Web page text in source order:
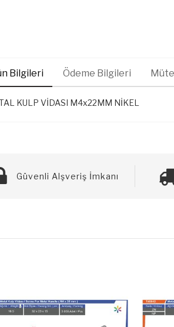
Bilgileri Ödeme Bilgileri
KULP VİDASI M4x22MM NİKEL
Güvenli Alşveriş İmkanı